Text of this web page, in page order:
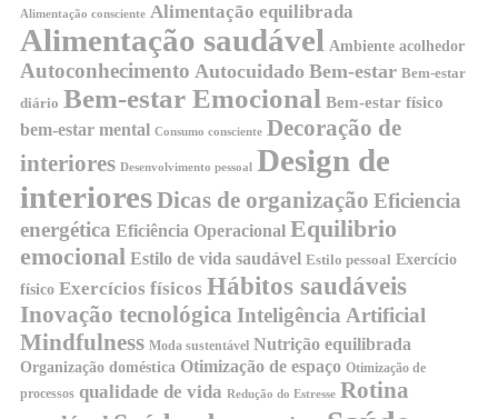
Alimentação consciente Alimentação equilibrada
Alimentação saudável Ambiente acolhedor
Autoconhecimento Autocuidado Bem-estar Bem-estar
diário Bem-estar Emocional Bem-estar físico
bem-estar mental Consumo consciente Decoração de
interiores Desenvolvimento pessoal
Design de
interioresDicas de organização Eficiencia
energética Eficiência Operacional Equilibrio
emocional Estilo de vida saudável Estilo pessoal Exercício
físico Exercícios físicos Hábitos saudáveis
Inovação tecnológica Inteligência Artificial
Mindfulness Moda sustentável Nutrição equilibrada
Organização doméstica Otimização de espaço Otimização de
processos qualidade de vida Redução do Estresse Rotina